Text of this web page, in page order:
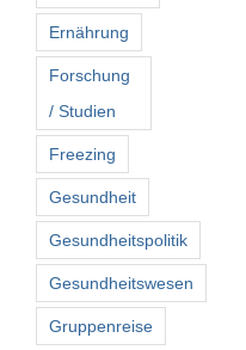
Ernährung
Forschung
/ Studien
Freezing
Gesundheit
Gesundheitspolitik
Gesundheitswesen
Gruppenreise